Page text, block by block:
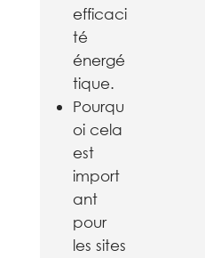
efficaci
té
énergé
tique.
Pourqu
oi cela
est
import
ant
pour
les sites